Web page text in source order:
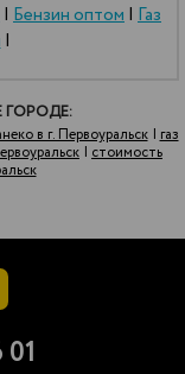
| Бензин оптом| Газ
|
в г. Первоуральск| газ
| стоимость